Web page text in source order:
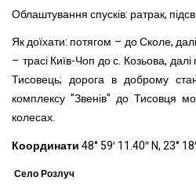
Облаштування спусків: ратрак,
Як доїхати: потягом – до Сколе,
– трасі Київ-Чоп до с. Козьова,
Тисовець; дорога в доброму
комплексу "Звенів" до Тисовця
колесах.
Координати48° 59′ 11.40″ N, 23°
Село Розлуч